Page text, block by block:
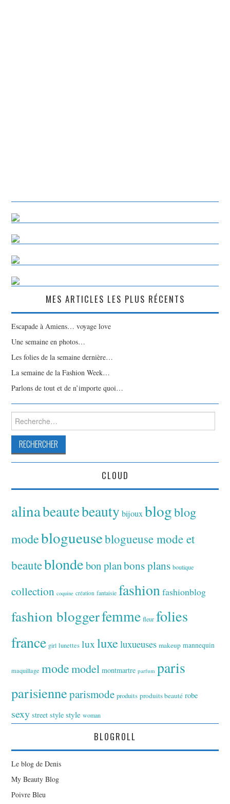
MES ARTICLES LES PLUS RÉCENTS
Escapade à Amiens… voyage love
Une semaine en photos…
Les folies de la semaine dernière…
La semaine de la Fashion Week…
Parlons de tout et de n’importe quoi…
Rechercher :
CLOUD
alinabeautebeauty bijoux blogblog
modeblogueuseblogueuse mode et
beauteblondebon planbons plans boutique
collection coquine création fantaisie fashionfashionblog
fashion bloggerfemme fleur folies
france girl lunettes luxluxeluxueuses makeup mannequin
maquillage modemodel montmartre parfum paris
parisienneparismode produits produits beauté robe
sexy street style style woman
BLOGROLL
Le blog de Denis
My Beauty Blog
Poivre Bleu